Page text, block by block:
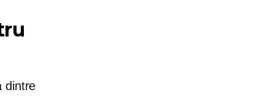
dintre